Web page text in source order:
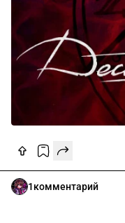
1комментарий